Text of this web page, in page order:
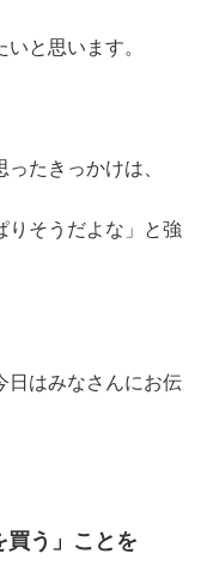
と思います。
たきっかけは、
りそうだよな」と強
日はみなさんにお伝
買う」ことを